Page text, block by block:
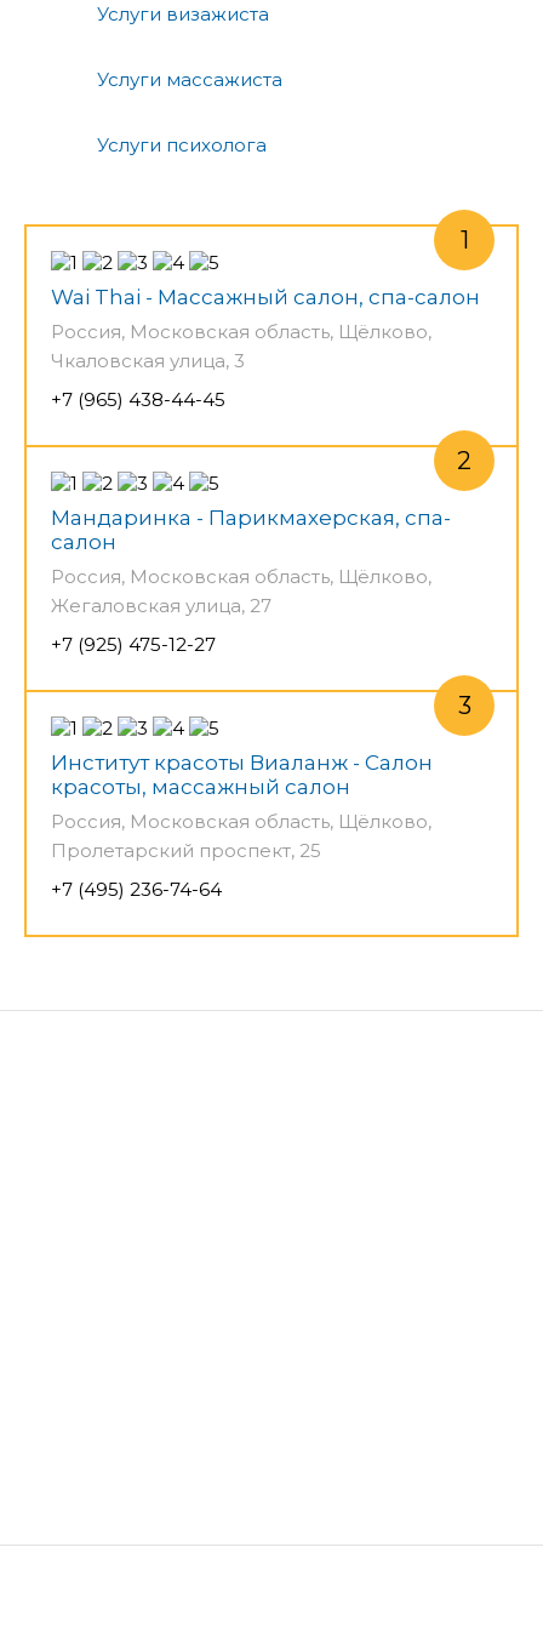
Услуги визажиста
Услуги массажиста
Услуги психолога
Wai Thai - Массажный салон, спа-салон
Россия, Московская область, Щёлково,
Чкаловская улица, 3
+7 (965) 438-44-45
Мандаринка - Парикмахерская, спа-
салон
Россия, Московская область, Щёлково,
Жегаловская улица, 27
+7 (925) 475-12-27
Институт красоты Виаланж - Салон
красоты, массажный салон
Россия, Московская область, Щёлково,
Пролетарский проспект, 25
+7 (495) 236-74-64